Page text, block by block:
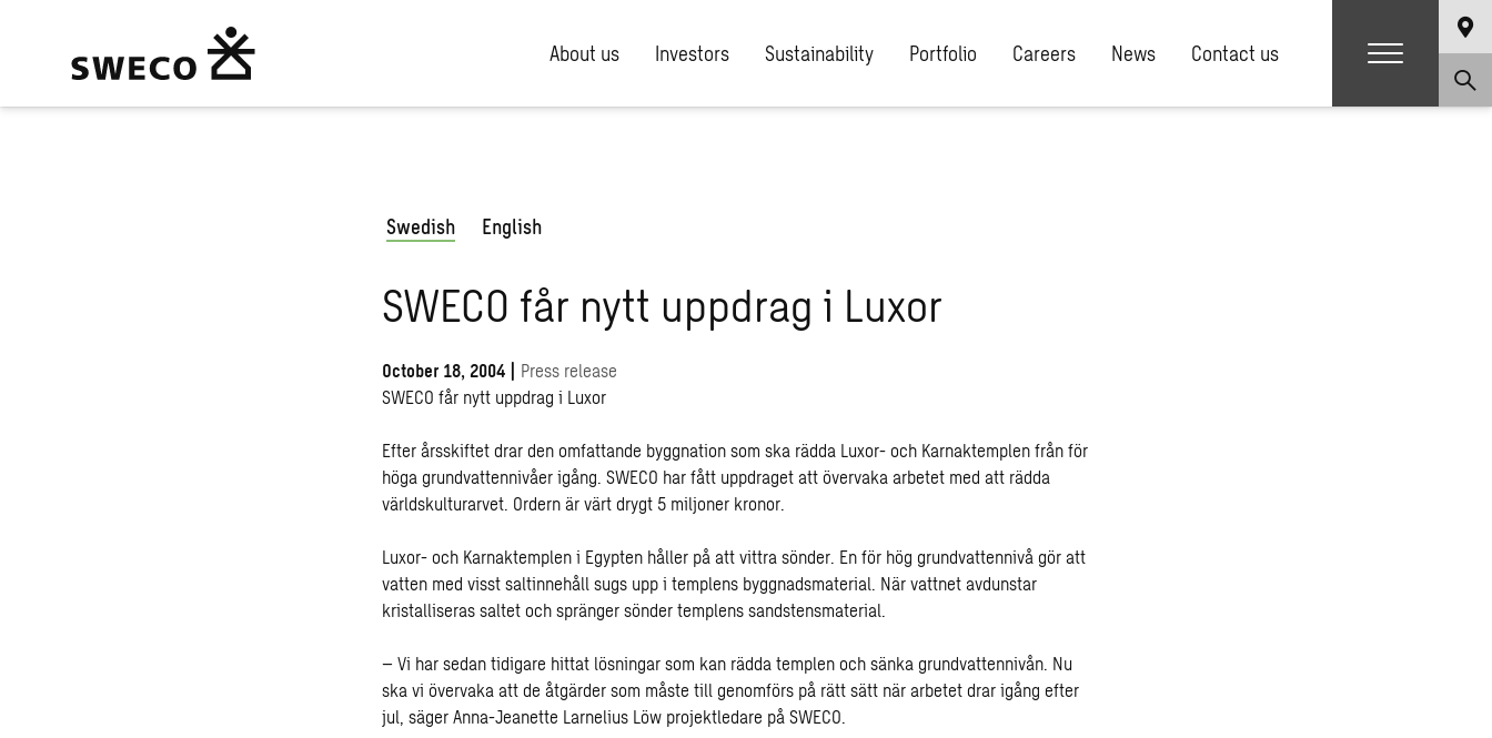
About us Investors Sustainability Portfolio Careers News Contact us
Swedish English
SWECO får nytt uppdrag i Luxor
October 18, 2004 | Press release
SWECO får nytt uppdrag i Luxor
Efter årsskiftet drar den omfattande byggnation som ska rädda Luxor- och Karnaktemplen från för
höga grundvattennivåer igång. SWECO har fått uppdraget att övervaka arbetet med att rädda
världskulturarvet. Ordern är värt drygt 5 miljoner kronor.
Luxor- och Karnaktemplen i Egypten håller på att vittra sönder. En för hög grundvattennivå gör att
vatten med visst saltinnehåll sugs upp i templens byggnadsmaterial. När vattnet avdunstar
kristalliseras saltet och spränger sönder templens sandstensmaterial.
– Vi har sedan tidigare hittat lösningar som kan rädda templen och sänka grundvattennivån. Nu
ska vi övervaka att de åtgärder som måste till genomförs på rätt sätt när arbetet drar igång efter
jul, säger Anna-Jeanette Larnelius Löw projektledare på SWECO.